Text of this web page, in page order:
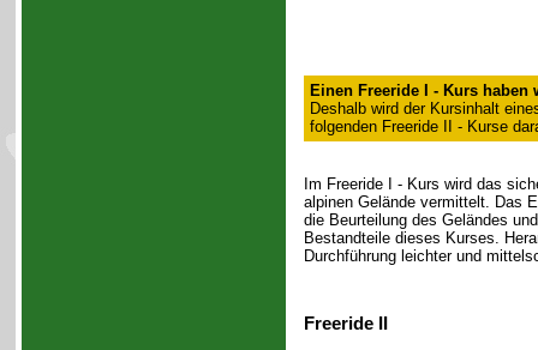
Einen Freeride I - Kurs
Deshalb wird der Kursinhalt
folgenden Freeride II - Kurse
Im Freeride I - Kurs wird das
alpinen Gelände vermittelt. Das
die Beurteilung des Geländes
Bestandteile dieses Kurses.
Durchführung leichter und
Freeride II